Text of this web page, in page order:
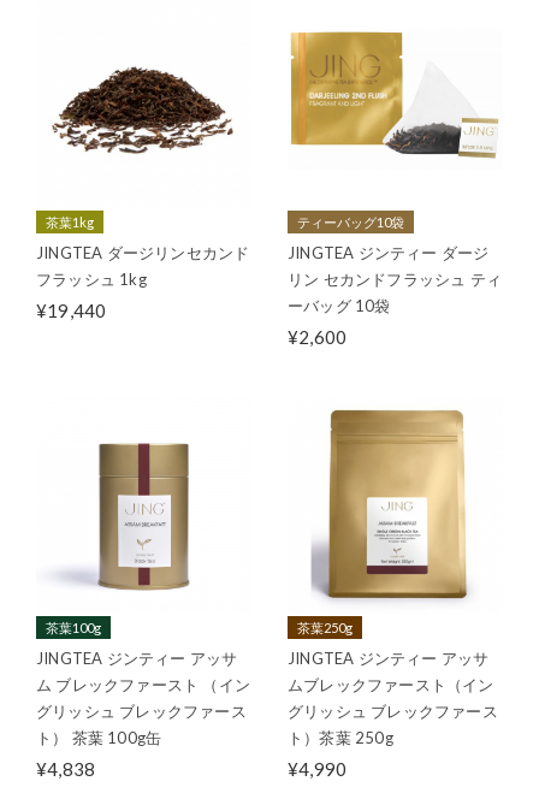
茶葉1kg
JINGTEA ダージリンセカンド
フラッシュ 1kg
¥19,440
ティーバッグ10袋
JINGTEA ジンティー ダージ
リン セカンドフラッシュ ティ
ーバッグ 10袋
¥2,600
茶葉100g
JINGTEA ジンティー アッサ
ム ブレックファースト （イン
グリッシュ ブレックファース
ト） 茶葉 100g缶
¥4,838
茶葉250g
JINGTEA ジンティー アッサ
ムブレックファースト（イン
グリッシュ ブレックファース
ト）茶葉 250g
¥4,990